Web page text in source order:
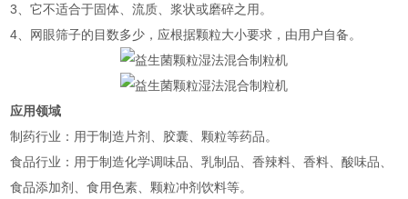
3、它不适合于固体、流质、浆状或磨碎之用。
4、网眼筛子的目数多少，应根据颗粒大小要求，由用户自备。
应用领域
‌制药行业‌：用于制造片剂、胶囊、颗粒等药品‌。
‌食品行业‌：用于制造化学调味品、乳制品、香辣料、香料、酸味品、
食品添加剂、食用色素、颗粒冲剂饮料等‌。